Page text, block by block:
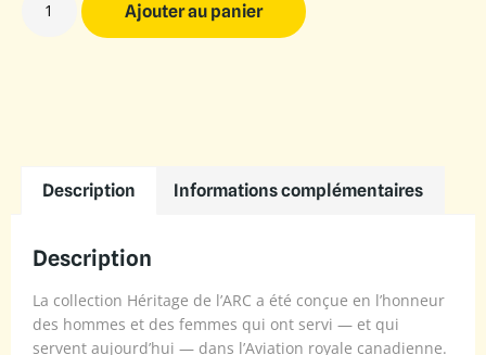
Ajouter au panier
Description Informations complémentaires
Description
La collection Héritage de l’ARC a été conçue en l’honneur
des hommes et des femmes qui ont servi — et qui
servent aujourd’hui — dans l’Aviation royale canadienne.